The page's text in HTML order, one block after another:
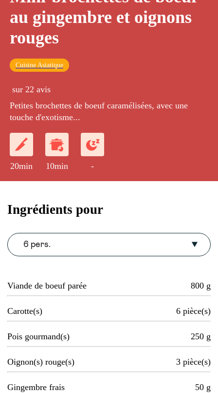
au gingembre et oignons
rouges
Cuisine Asiatique
sur 22 avis
Petites brochettes de boeuf caramélisées, avec une
touche d'exotisme...
20min 10min -
Ingrédients pour
6 pers.
Viande de boeuf parée 800 g
Carotte(s) 6 pièce(s)
Pois gourmand(s) 250 g
Oignon(s) rouge(s) 3 pièce(s)
Gingembre frais 50 g